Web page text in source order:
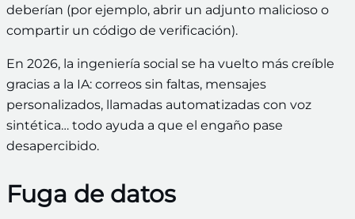
deberían (por ejemplo, abrir un adjunto malicioso o
compartir un código de verificación).
En 2026, la ingeniería social se ha vuelto más creíble
gracias a la IA: correos sin faltas, mensajes
personalizados, llamadas automatizadas con voz
sintética… todo ayuda a que el engaño pase
desapercibido.
Fuga de datos